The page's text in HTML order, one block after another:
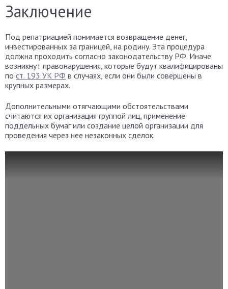
Заключение
Под репатриацией понимается возвращение денег,
инвестированных за границей, на родину. Эта процедура
должна проходить согласно законодательству РФ. Иначе
возникнут правонарушения, которые будут квалифицированы
по ст. 193 УК РФ в случаях, если они были совершены в
крупных размерах.
Дополнительными отягчающими обстоятельствами
считаются их организация группой лиц, применение
поддельных бумаг или создание целой организации для
проведения через нее незаконных сделок.